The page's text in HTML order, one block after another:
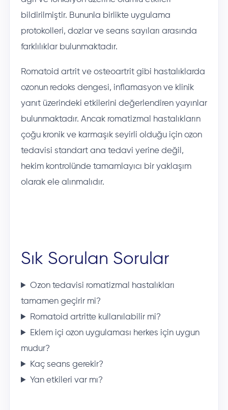
bildirilmiştir. Bununla birlikte uygulama
protokolleri, dozlar ve seans sayıları arasında
farklılıklar bulunmaktadır.
Romatoid artrit ve osteoartrit gibi hastalıklarda
ozonun redoks dengesi, inflamasyon ve klinik
yanıt üzerindeki etkilerini değerlendiren yayınlar
bulunmaktadır. Ancak romatizmal hastalıkların
çoğu kronik ve karmaşık seyirli olduğu için ozon
tedavisi standart ana tedavi yerine değil,
hekim kontrolünde tamamlayıcı bir yaklaşım
olarak ele alınmalıdır.
Sık Sorulan Sorular
Ozon tedavisi romatizmal hastalıkları
tamamen geçirir mi?
Romatoid artritte kullanılabilir mi?
Eklem içi ozon uygulaması herkes için uygun
mudur?
Kaç seans gerekir?
Yan etkileri var mı?